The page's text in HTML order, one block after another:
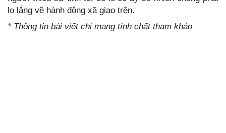
lo lắng về hành động xã giao trên.
* Thông tin bài viết chỉ mang tính chất tham khảo